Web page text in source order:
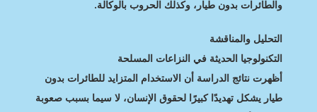
والطائرات بدون طيار، وكذلك الحروب بالوكالة.
التحليل والمناقشة
التكنولوجيا الحديثة في النزاعات المسلحة
أظهرت نتائج الدراسة أن الاستخدام المتزايد للطائرات بدون
طيار يشكل تهديدًا كبيرًا لحقوق الإنسان، لا سيما بسبب صعوبة